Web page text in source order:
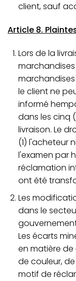
client, sauf
Article 8.
Lors de la
le client ne
informé
dans les cinq
livraison. Le
(1) l'acheteur
l'examen par
réclamation
ont été
Les
dans le
Les écarts
en matière
de couleur,
motif de